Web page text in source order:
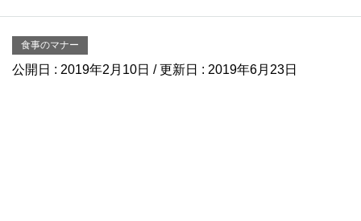
食事のマナー
公開日 : 2019年2月10日 / 更新日 : 2019年6月23日